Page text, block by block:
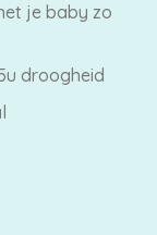
je baby zo
droogheid